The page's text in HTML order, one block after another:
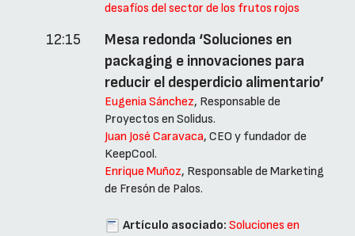
desafíos del sector de los frutos rojos
12:15
Mesa redonda ‘Soluciones en
packaging e innovaciones para
reducir el desperdicio alimentario’
Eugenia Sánchez, Responsable de
Proyectos en Solidus.
Juan José Caravaca, CEO y fundador de
KeepCool.
Enrique Muñoz, Responsable de Marketing
de Fresón de Palos.
Artículo asociado: Soluciones en